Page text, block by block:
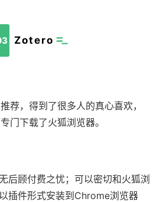
Zotero
荐，得到了很多人的真心喜欢，
门下载了火狐浏览器。
后顾付费之忧；可以密切和火狐浏
插件形式安装到Chrome浏览器